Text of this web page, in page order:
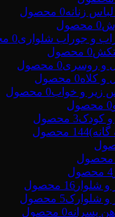
زنانه0 محصول
0 محصول
و جوراب شلواری0 محصول
0 محصول
و روسری0 محصول
و کلاه0 محصول
زیر و خواب0 محصول
0 محصول
کودک3 محصول
144 محصول
4 محصول
و شلوار 16 محصول
و شلوارک5 محصول
پسرانه0 محصول